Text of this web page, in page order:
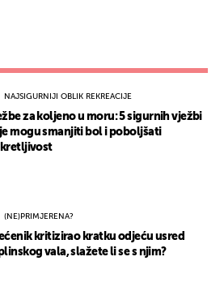
NAJSIGURNIJI OBLIK REKREACIJE
za koljeno u moru: 5 sigurnih vježbi
mogu smanjiti bol i poboljšati
(NE)PRIMJERENA?
kritizirao kratku odjeću usred
vala, slažete li se s njim?